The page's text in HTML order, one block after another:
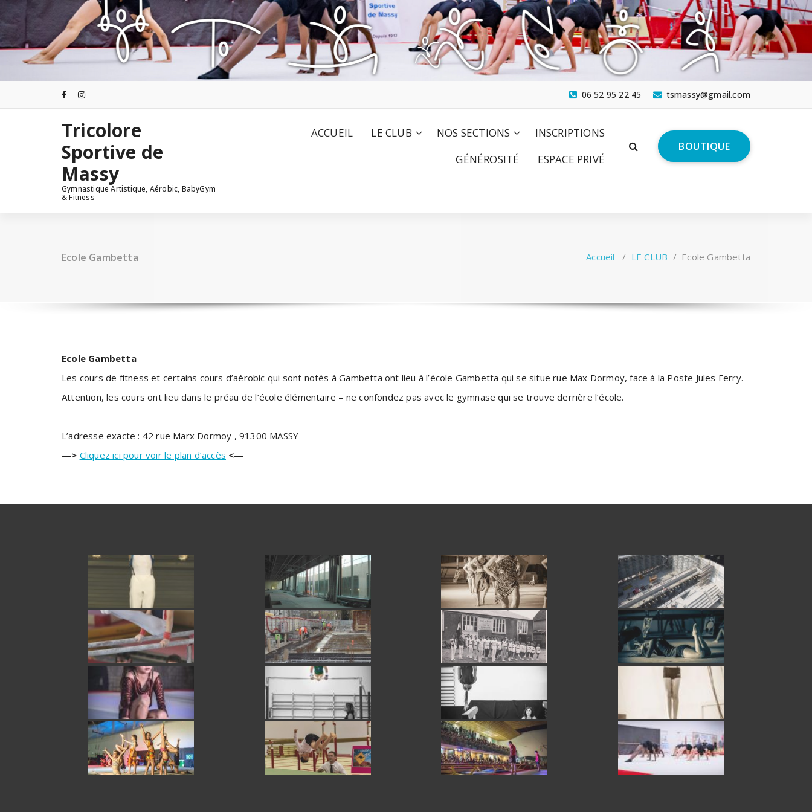
Aller
contenu
tsmassy@gmail.com
06 52 95 22 45
Tricolore
Sportive de
Massy
Gymnastique Artistique, Aérobic, BabyGym
& Fitness
ACCUEIL LE CLUB NOS SECTIONS
INSCRIPTIONS
GÉNÉROSITÉ
ESPACE PRIVÉ
BOUTIQUE
Ecole Gambetta Accueil / LE CLUB / Ecole Gambetta
Ecole Gambetta
Les cours de fitness et certains cours d’aérobic qui sont notés à Gambetta ont lieu à l’école Gambetta qui se situe rue Max Dormoy, face à la Poste Jules Ferry.
Attention, les cours ont lieu dans le préau de l’école élémentaire – ne confondez pas avec le gymnase qui se trouve derrière l’école.
L’adresse exacte : 42 rue Marx Dormoy , 91300 MASSY
—> Cliquez ici pour voir le plan d’accès <—